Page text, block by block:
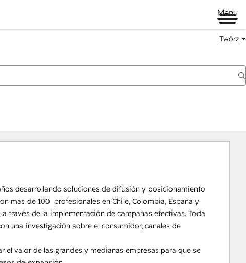
Menu
Twórz
desarrollando soluciones de difusión y posicionamiento
mas de 100  profesionales en Chile, Colombia, España y
través de la implementación de campañas efectivas. Toda
una investigación sobre el consumidor, canales de
valor de las grandes y medianas empresas para que se